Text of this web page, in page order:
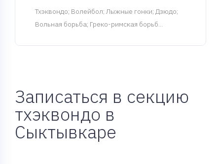
Тхэквондо; Волейбол; Лыжные гонки; Дзюдо;
Вольная борьба; Греко-римская борьб...
Записаться в секцию
тхэквондо в
Сыктывкаре